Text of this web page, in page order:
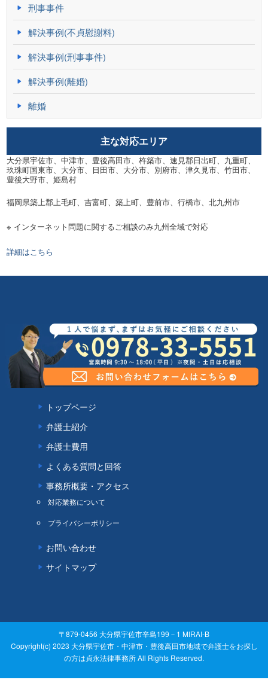
刑事事件
解決事例(不貞慰謝料)
解決事例(刑事事件)
解決事例(離婚)
離婚
主な対応エリア
大分県宇佐市、中津市、豊後高田市、杵築市、速見郡日出町、九重町、
玖珠町国東市、大分市、日田市、大分市、別府市、津久見市、竹田市、
豊後大野市、姫島村
福岡県築上郡上毛町、吉富町、築上町、豊前市、行橋市、北九州市
※ インターネット問題に関するご相談のみ九州全域で対応
詳細はこちら
トップページ
弁護士紹介
弁護士費用
よくある質問と回答
事務所概要・アクセス
対応業務について
プライバシーポリシー
お問い合わせ
サイトマップ
〒879-0456 大分県宇佐市辛島199－1 MIRAI-B
Copyright(c) 2023 大分県宇佐市・中津市・豊後高田市地域で弁護士をお探し
の方は貞永法律事務所 All Rights Reserved.